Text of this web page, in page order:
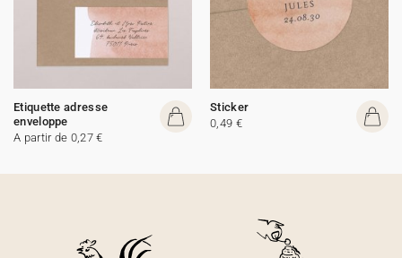
Etiquette adresse
enveloppe
A partir de 0,27 €
Sticker
0,49 €